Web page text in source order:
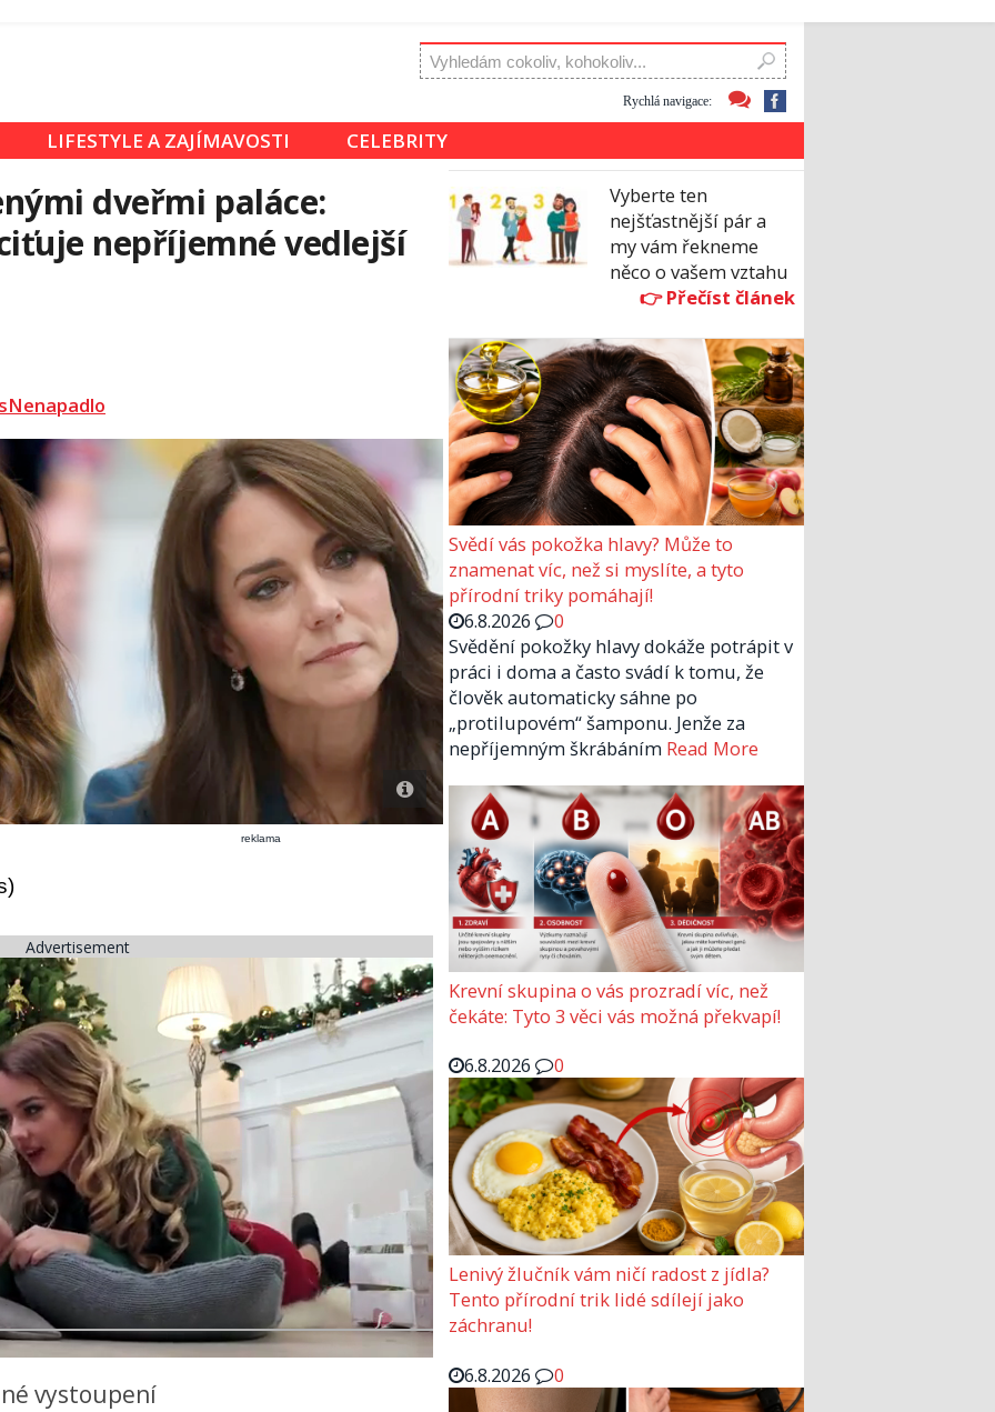
Rychlá navigace:
LIFESTYLE A ZAJÍMAVOSTI CELEBRITY
dveřmi paláce:
nepříjemné vedlejší
reklama
Advertisement
vystoupení
Vyberte ten
nejšťastnější pár a
my vám řekneme
něco o vašem vztahu
Svědí vás pokožka hlavy? Může to
znamenat víc, než si myslíte, a tyto
přírodní triky pomáhají!
6.8.2026
0
Svědění pokožky hlavy dokáže potrápit v
práci i doma a často svádí k tomu, že
člověk automaticky sáhne po
„protilupovém“ šamponu. Jenže za
nepříjemným škrábáním Read More
Krevní skupina o vás prozradí víc, než
čekáte: Tyto 3 věci vás možná překvapí!
6.8.2026
0
Lenivý žlučník vám ničí radost z jídla?
Tento přírodní trik lidé sdílejí jako
záchranu!
6.8.2026
0